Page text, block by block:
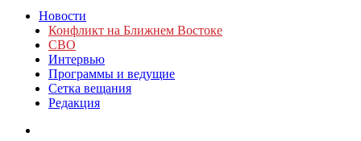
Новости
Конфликт на Ближнем Востоке
СВО
Интервью
Программы и ведущие
Сетка вещания
Редакция